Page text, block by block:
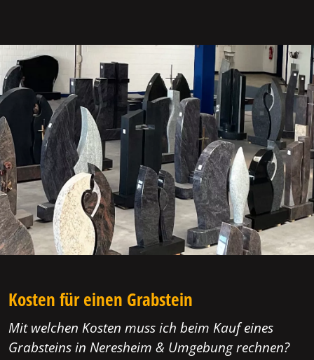
Kosten für einen Grabstein
Mit welchen Kosten muss ich beim Kauf eines
Grabsteins in Neresheim & Umgebung rechnen?